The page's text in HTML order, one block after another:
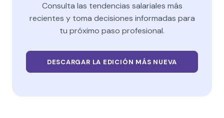
Consulta las tendencias salariales más
recientes y toma decisiones informadas para
tu próximo paso profesional.
DESCARGAR LA EDICIÓN MÁS NUEVA